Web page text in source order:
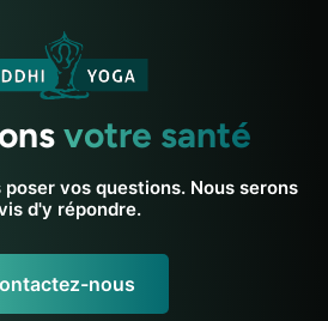
votre santé
vos questions. Nous serons
d'y répondre.
nous